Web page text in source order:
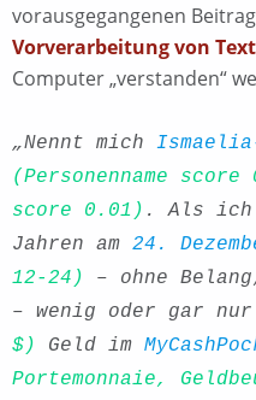
vorausgegangenen Beitrag
Vorverarbeitung von Text
Computer „verstanden“
„Nennt mich
(Personenname
score 0.01) . Als ich
Jahren am 24.
12-24)
– ohne
– wenig oder gar nur
$)
Geld im
Portemonnaie,